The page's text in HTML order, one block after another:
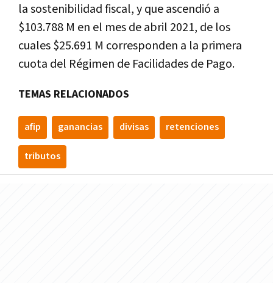
la sostenibilidad fiscal, y que ascendió a
$103.788 M en el mes de abril 2021, de los
cuales $25.691 M corresponden a la primera
cuota del Régimen de Facilidades de Pago.
TEMAS RELACIONADOS
afip ganancias divisas retenciones
tributos